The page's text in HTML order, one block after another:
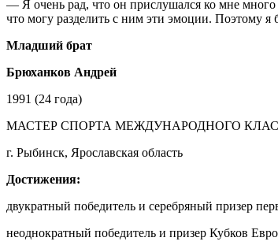
— Я очень рад, что он прислушался ко мне много
что могу разделить с ним эти эмоции. Поэтому
Младший брат
Брюханков Андрей
1991 (24 года)
МАСТЕР СПОРТА МЕЖДУНАРОДНОГО
г. Рыбинск, Ярославская область
Достижения:
двукратный победитель и серебряный призер
неоднократный победитель и призер Кубков